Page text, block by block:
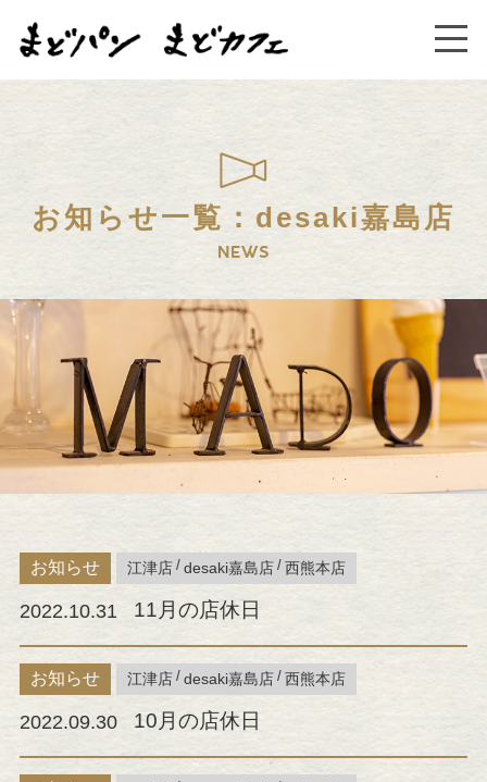
お知らせ一覧：desaki嘉島店
NEWS
お知らせ 江津店 desaki嘉島店 西熊本店
2022.10.31 11月の店休日
お知らせ 江津店 desaki嘉島店 西熊本店
2022.09.30 10月の店休日